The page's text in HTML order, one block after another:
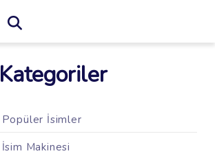
Kategoriler
Popüler İsimler
İsim Makinesi